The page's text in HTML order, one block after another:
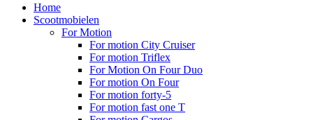
Home
Scootmobielen
For Motion
For motion City Cruiser
For motion Triflex
For Motion On Four Duo
For motion On Four
For motion forty-5
For motion fast one T